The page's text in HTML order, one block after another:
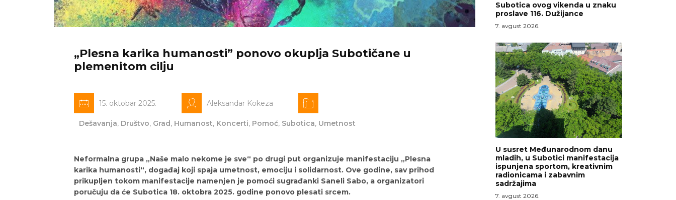
„Plesna karika humanosti” ponovo okuplja Subotičane u
plemenitom cilju
15. oktobar 2025. Aleksandar Kokeza
Dešavanja, Društvo, Grad, Humanost, Koncerti, Pomoć, Subotica, Umetnost
Neformalna grupa „Naše malo nekome je sve“ po drugi put organizuje manifestaciju „Plesna
karika humanosti“, događaj koji spaja umetnost, emociju i solidarnost. Ove godine, sav prihod
prikupljen tokom manifestacije namenjen je pomoći sugrađanki Saneli Sabo, a organizatori
poručuju da će Subotica 18. oktobra 2025. godine ponovo plesati srcem.
Subotica ovog vikenda u znaku
proslave 116. Dužijance
7. avgust 2026.
U susret Međunarodnom danu
mladih, u Subotici manifestacija
ispunjena sportom, kreativnim
radionicama i zabavnim
sadržajima
7. avgust 2026.